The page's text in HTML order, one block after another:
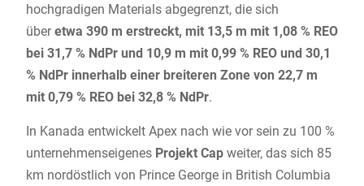
hochgradigen Materials abgegrenzt, die sich
überetwa 390 m erstreckt, mit 13,5 m mit 1,08 % REO
bei 31,7 % NdPr und 10,9 m mit 0,99 % REO und 30,1
% NdPr innerhalb einer breiteren Zone von 22,7 m
mit 0,79 % REO bei 32,8 % NdPr.
In Kanada entwickelt Apex nach wie vor sein zu 100 %
unternehmenseigenes Projekt Capweiter, das sich 85
km nordöstlich von Prince George in British Columbia